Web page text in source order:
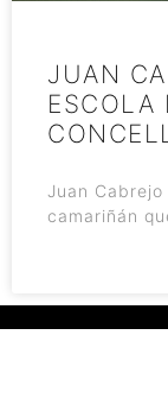
JUAN
ESCOLA
Juan
camariñán